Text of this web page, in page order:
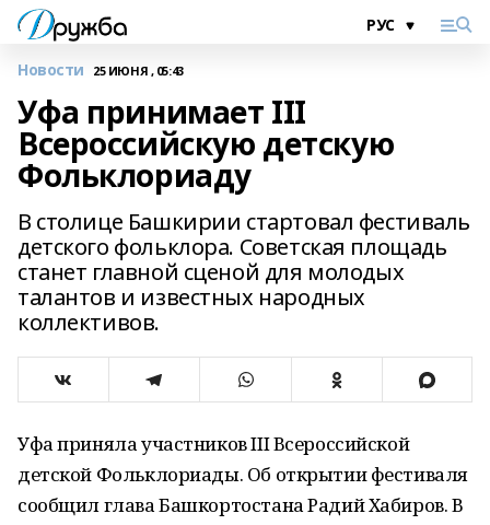
Новости 25 ИЮНЯ , 05:43
Уфа принимает III
Всероссийскую детскую
Фольклориаду
В столице Башкирии стартовал фестиваль
детского фольклора. Советская площадь
станет главной сценой для молодых
талантов и известных народных
коллективов.
Уфа приняла участников III Всероссийской
детской Фольклориады. Об открытии фестиваля
сообщил глава Башкортостана Радий Хабиров. В